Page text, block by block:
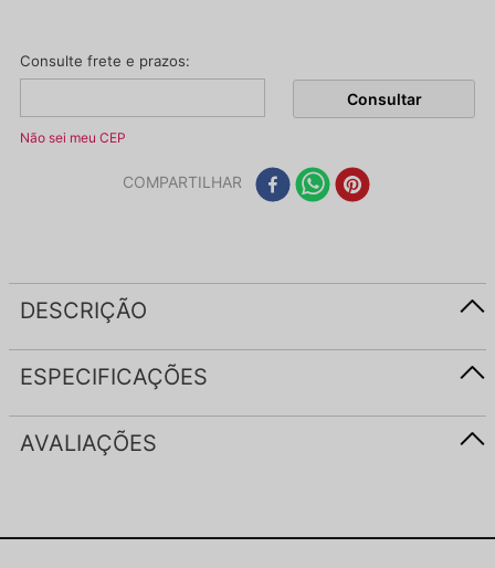
Não sei meu CEP
COMPARTILHAR
DESCRIÇÃO
ESPECIFICAÇÕES
AVALIAÇÕES